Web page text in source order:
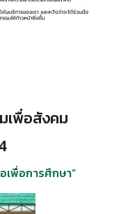
เพื่อสังคม
เพื่อการศึกษา”